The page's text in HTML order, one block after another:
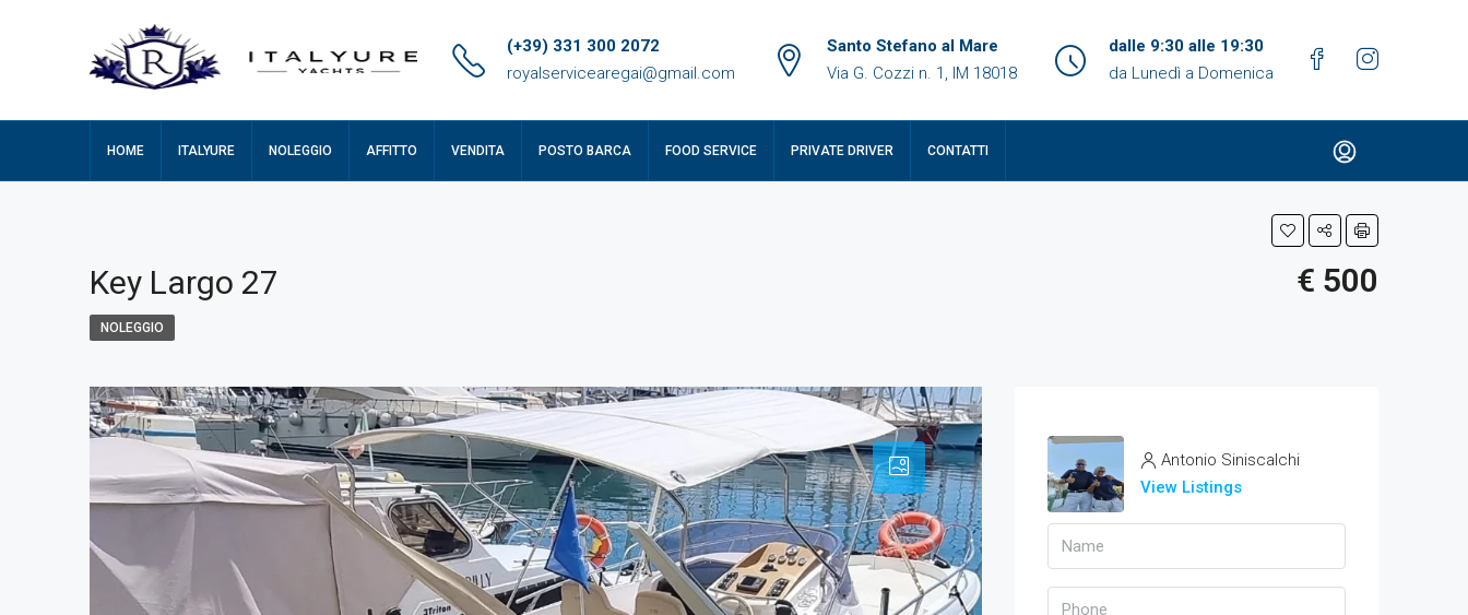
(+39) 331 300 2072
royalservicearegai@gmail.com
Santo Stefano al Mare
Via G. Cozzi n. 1, IM 18018
dalle 9:30 alle 19:30
da Lunedì a Domenica
HOME ITALYURE NOLEGGIO AFFITTO VENDITA POSTO BARCA FOOD SERVICE PRIVATE DRIVER CONTATTI
Key Largo 27 € 500
NOLEGGIO
Antonio Siniscalchi
View Listings